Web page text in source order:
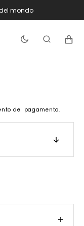
mondo
Carrello
del pagamento.